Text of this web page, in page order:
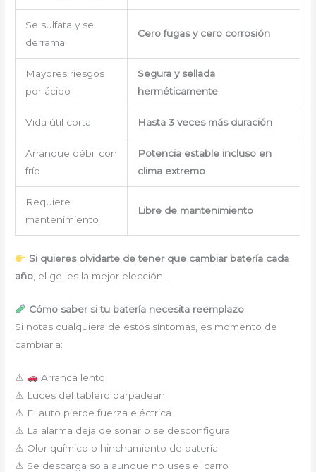
Se sulfata y se
derrama
Cero fugas y cero corrosión
Mayores riesgos
por ácido
Segura y sellada
herméticamente
Vida útil corta Hasta 3 veces más duración
Arranque débil con
frío
Potencia estable incluso en
clima extremo
Requiere
mantenimiento
Libre de mantenimiento
Si quieres olvidarte de tener que cambiar batería cada
año , el gel es la mejor elección.
Cómo saber si tu batería necesita reemplazo
Si notas cualquiera de estos síntomas, es momento de
cambiarla:
⚠
Arranca lento
⚠ Luces del tablero parpadean
⚠ El auto pierde fuerza eléctrica
⚠ La alarma deja de sonar o se desconfigura
⚠ Olor químico o hinchamiento de batería
⚠ Se descarga sola aunque no uses el carro